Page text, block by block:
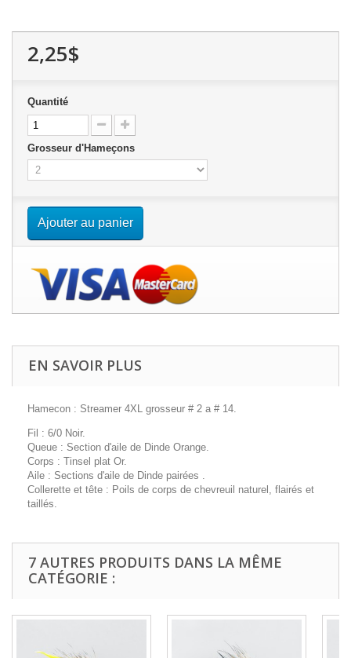
2,25$
Quantité
Grosseur d'Hameçons
Ajouter au panier
EN SAVOIR PLUS
Hamecon : Streamer 4XL grosseur # 2 a # 14.
Fil : 6/0 Noir.
Queue : Section d'aile de Dinde Orange.
Corps : Tinsel plat Or.
Aile : Sections d'aile de Dinde pairées .
Collerette et tête : Poils de corps de chevreuil naturel, flairés et
taillés.
7 AUTRES PRODUITS DANS LA MÊME
CATÉGORIE :